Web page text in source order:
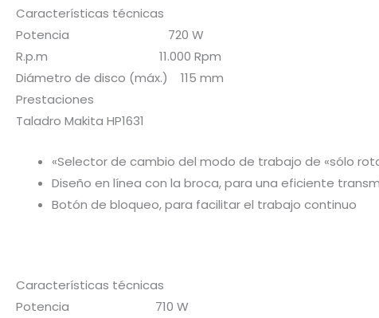
Características técnicas
Potencia 720 W
R.p.m 11.000 Rpm
Diámetro de disco (máx.) 115 mm
Prestaciones
Taladro Makita HP1631
«Selector de cambio del modo de trabajo de «sólo
Diseño en línea con la broca, para una eficiente
Botón de bloqueo, para facilitar el trabajo continuo
Características técnicas
Potencia 710 W